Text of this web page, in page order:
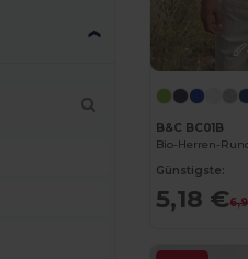
B&C BC01B
Bio-Herren-
Günstigste:
5,18 €